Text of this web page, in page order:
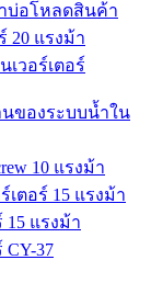
บ่อโหลดสินค้า
20 แรงม้า
วอร์เตอร์
นของระบบน้ำใน
10 แรงม้า
เตอร์ 15 แรงม้า
แรงม้า
37